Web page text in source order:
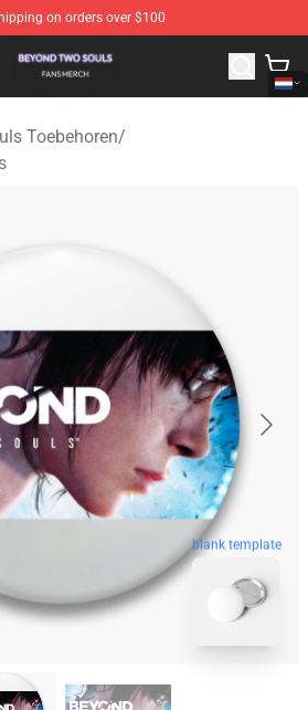
on orders over $100
Shop - Official Beyond Two Souls
Toebehoren/
blank template